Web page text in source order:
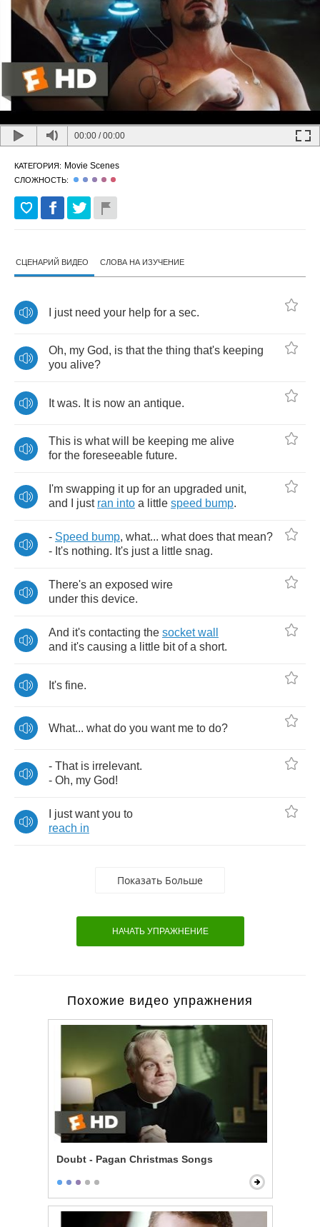
00:00 /00:00
КАТЕГОРИЯ: Movie Scenes
СЛОЖНОСТЬ:
СЦЕНАРИЙ ВИДЕО СЛОВА НА ИЗУЧЕНИЕ
just need your help for a sec.
Oh, my God, is that the thing that's keeping
you alive?
It was. It is now an antique.
This is what will be keeping me alive
for the foreseeable future.
I'm swapping it up for an upgraded unit,
and
just ran into a little speed bump.
- Speed bump, what... what does that mean?
- It's nothing. It's just a little snag.
There's an exposed wire
under this device.
And it's contacting the socket wall
and it's causing a little bit of a short.
It's fine.
What... what do you want me to do?
- That is irrelevant.
- Oh, my God!
just want you to
reach in
Показать Больше
НАЧАТЬ УПРАЖНЕНИЕ
Похожие видео упражнения
Doubt - Pagan Christmas Songs